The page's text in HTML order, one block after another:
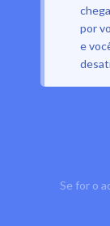
por
e
Se for o